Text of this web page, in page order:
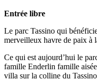
Entrée libre
Le parc Tassino qui
merveilleux havre de paix à
Ce qui est aujourd’hui le
famille Enderlin famille
villa sur la colline du